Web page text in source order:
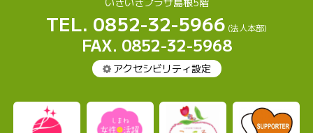
TEL. 0852-32-5966 (法人本部)
FAX. 0852-32-5968
アクセシビリティ設定